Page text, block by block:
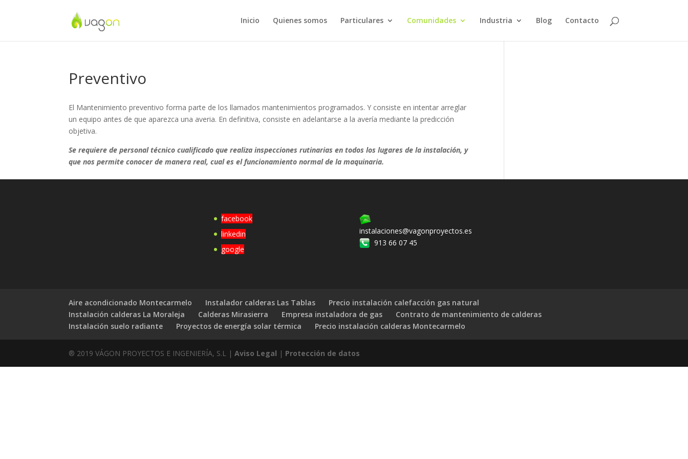
Inicio Quienes somos Particulares Comunidades Industria Blog Contacto
Preventivo
El Mantenimiento preventivo forma parte de los llamados mantenimientos programados. Y consiste en intentar arreglar
un equipo antes de que aparezca una averia. En definitiva, consiste en adelantarse a la avería mediante la predicción
objetiva.
Se requiere de personal técnico cualificado que realiza inspecciones rutinarias en todos los lugares de la instalación, y
que nos permite conocer de manera real, cual es el funcionamiento normal de la maquinaria.
facebook
linkedin
google
instalaciones@vagonproyectos.es
913 66 07 45
Aire acondicionado Montecarmelo Instalador calderas Las Tablas
Precio instalación calefacción gas natural
Instalación calderas La Moraleja
Calderas Mirasierra Empresa instaladora de gas
Contrato de mantenimiento de calderas
Instalación suelo radiante
Proyectos de energía solar térmica Precio instalación calderas Montecarmelo
® 2019 VÁGON PROYECTOS E INGENIERÍA, S.L |Aviso Legal | Protección de datos